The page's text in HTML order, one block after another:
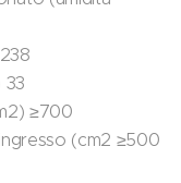
33
≥700
(cm2 ≥500